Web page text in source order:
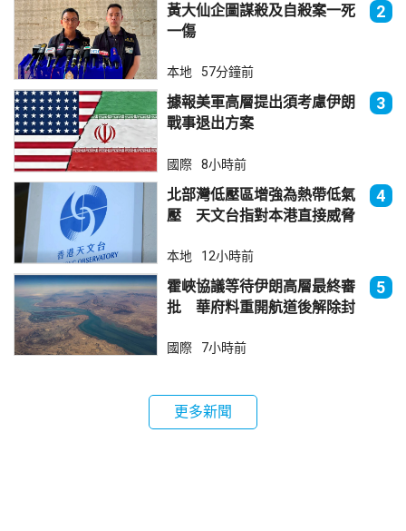
黃大仙企圖謀殺及自殺案一死
一傷
2
本地 57分鐘前
據報美軍高層提出須考慮伊朗
戰事退出方案
3
國際 8小時前
北部灣低壓區增強為熱帶低氣
壓 天文台指對本港直接威脅
4
本地 12小時前
霍峽協議等待伊朗高層最終審
批 華府料重開航道後解除封
5
國際 7小時前
更多新聞